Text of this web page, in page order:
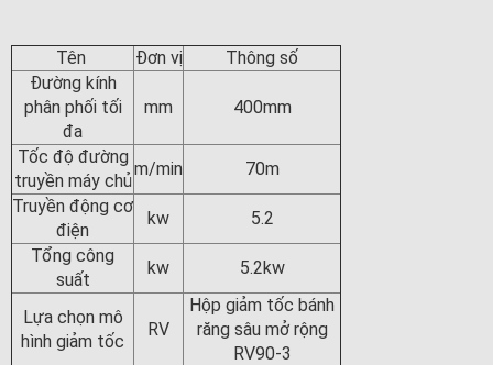
Tên Đơn vị
Thông số
Đường kính
phân phối tối
đa
mm 400mm
Tốc độ đường
truyền máy chủ
m/min
70m
Truyền động cơ
điện
kw
5.2
Tổng công
suất
kw 5.2kw
Lựa chọn mô
hình giảm tốc
RV
Hộp giảm tốc bánh
răng sâu mở rộng
RV90-3